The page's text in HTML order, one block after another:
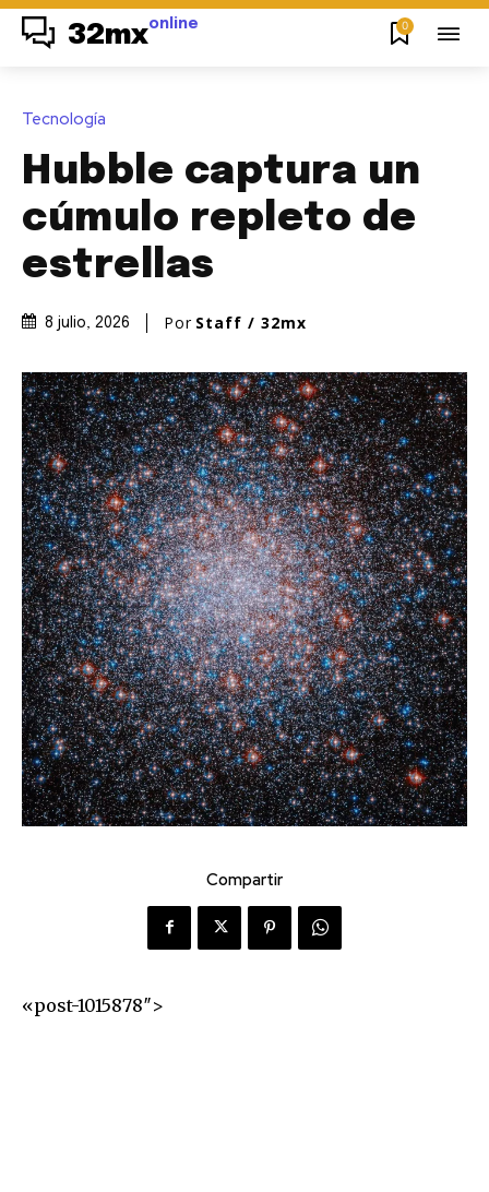
32mxonline 0
Tecnología
Hubble captura un
cúmulo repleto de
estrellas
8 julio, 2026 Por Staff / 32mx
Compartir
«post-1015878″>